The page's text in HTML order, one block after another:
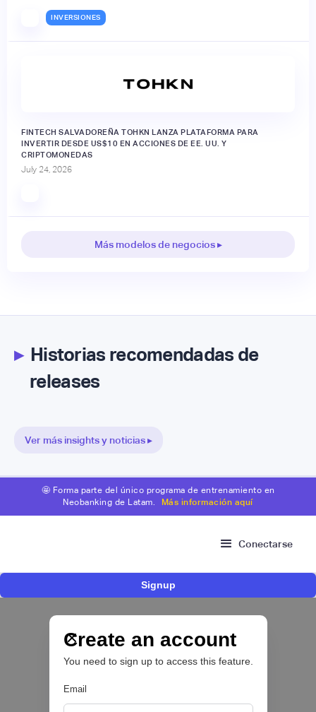
INVERSIONES
FINTECH SALVADOREÑA TOHKN LANZA PLATAFORMA PARA
INVERTIR DESDE US$10 EN ACCIONES DE EE. UU. Y
CRIPTOMONEDAS
July 24, 2026
Más modelos de negocios ▸
▸Historias recomendadas de
releases
Ver más insights y noticias ▸
🤩 Forma parte del único programa de entrenamiento en
Neobanking de Latam.
Más información aquí
Conectarse
Signup
Create an account
You need to sign up to access this feature.
Email
IA para automatizar la gestión de tesorería de
las PYMEs
BFM 👔
July 28